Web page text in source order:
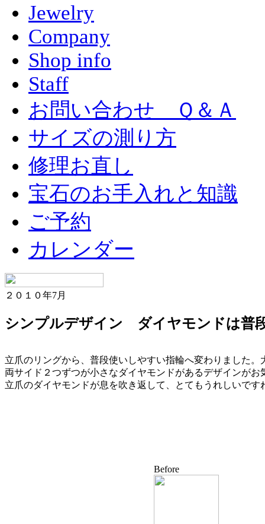
Jewelry
Company
Shop info
Staff
お問い合わせ Ｑ＆Ａ
サイズの測り方
修理お直し
宝石のお手入れと知識
ご予約
カレンダー
２０１０年7月
シンプルデザイン ダイヤモンドは普
立爪のリングから、普段使いしやすい指輪へ変わりました。
両サイド２つずつが小さなダイヤモンドがあるデザインがお
立爪のダイヤモンドが息を吹き返して、とてもうれしいです
Before